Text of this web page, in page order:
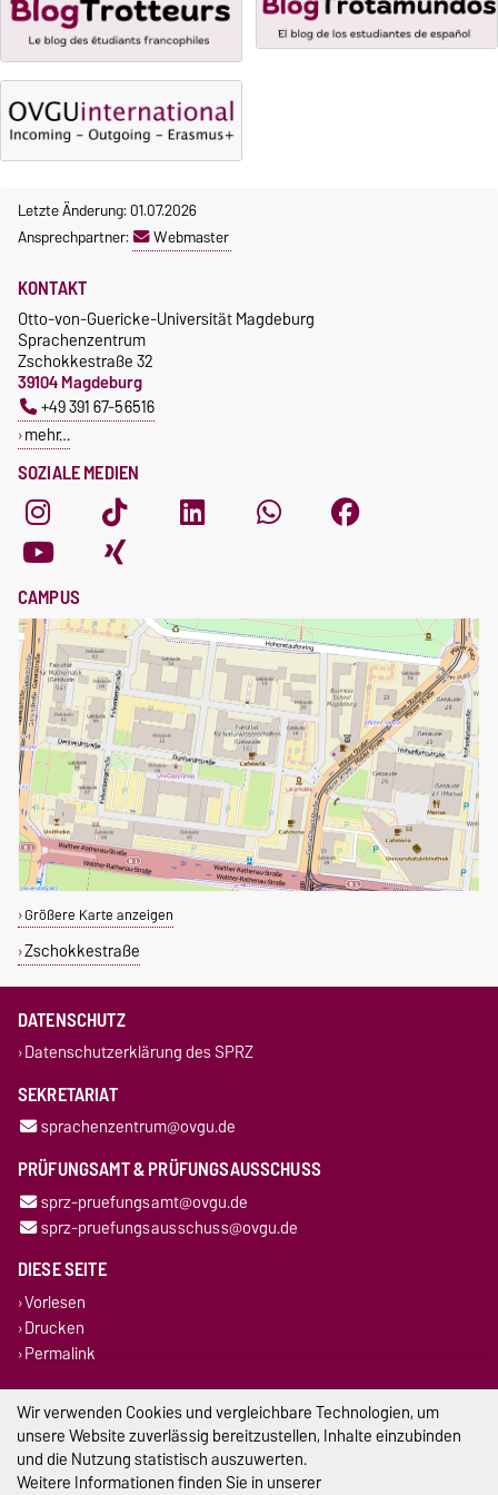
Gebührenbefreiung bei
Incomings
Letzte Änderung: 01.07.2026
Ansprechpartner:
Webmaster
SOZIALE MEDIEN
KONTAKT
Otto-von-Guericke-Universität Magdeburg
Sprachenzentrum
Zschokkestraße 32
39104 Magdeburg
+49 391 67-56516
mehr…
CAMPUS
Größere Karte anzeigen
Zschokkestraße
DATENSCHUTZ
Datenschutzerklärung des SPRZ
SEKRETARIAT
sprachenzentrum@ovgu.de
PRÜFUNGSAMT & PRÜFUNGSAUSSCHUSS
sprz-pruefungsamt@ovgu.de
sprz-pruefungsausschuss@ovgu.de
DIESE SEITE
Vorlesen
Drucken
Permalink
Impressum
Datenschutz
Wir verwenden Cookies und vergleichbare Technologien, um
unsere Website zuverlässig bereitzustellen, Inhalte einzubinden
und die Nutzung statistisch auszuwerten.
Weitere Informationen finden Sie in unserer